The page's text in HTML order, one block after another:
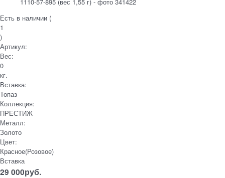
Есть в наличии (
1
)
Артикул:
Вес:
0
кг.
Вставка:
Топаз
Коллекция:
ПРЕСТИЖ
Металл:
Золото
Цвет:
Красное(Розовое)
Вставка
29 000руб.